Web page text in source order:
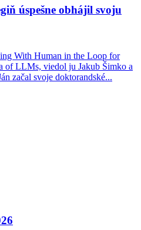
úspešne obhájil svoju
With Human in the Loop for
of LLMs, viedol ju Jakub Šimko a
začal svoje doktorandské...